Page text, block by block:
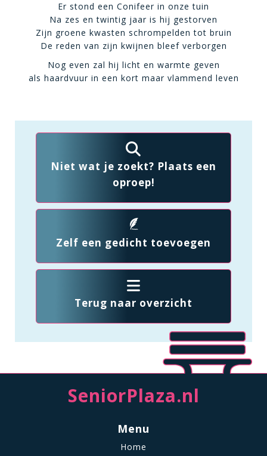
Er stond een Conifeer in onze tuin
Na zes en twintig jaar is hij gestorven
Zijn groene kwasten schrompelden tot bruin
De reden van zijn kwijnen bleef verborgen
Nog even zal hij licht en warmte geven
als haardvuur in een kort maar vlammend leven
Niet wat je zoekt? Plaats een
oproep!
Zelf een gedicht toevoegen
Terug naar overzicht
SeniorPlaza.nl
Menu
Home